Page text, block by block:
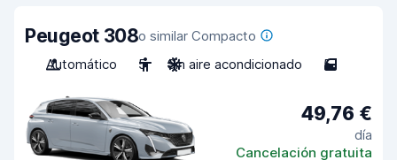
Peugeot 308o similar Compacto
Automático
5 Sin aire acondicionado 5
49,76 €
día
Cancelación gratuita